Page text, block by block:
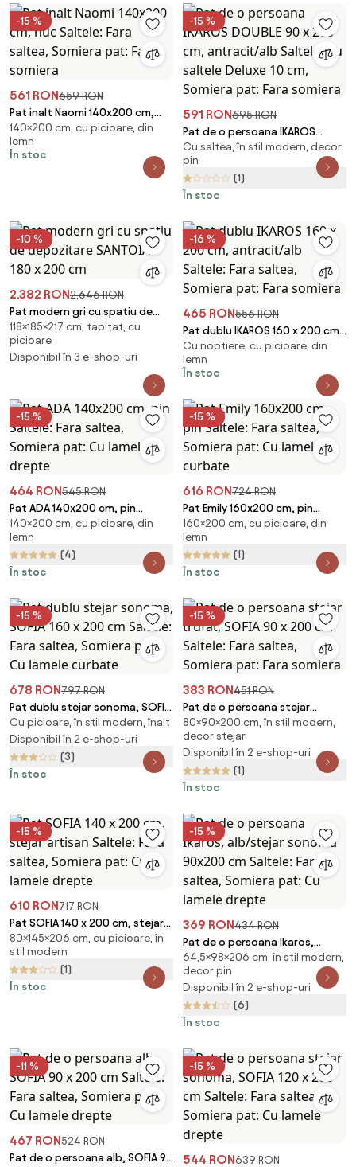
-15 %
561 RON659 RON
Pat inalt Naomi 140x200 cm,
nuc Saltele: Fara saltea,
Somiera pat: Fara somiera
140×200 cm, cu picioare, din
lemn
În stoc
-15 %
591 RON695 RON
Pat de o persoana IKAROS
DOUBLE 90 x 200 cm,
antracit/alb Saltele: Cu saltele
Deluxe 10 cm, Somiera pat: Fara
somiera
Cu saltea, în stil modern, decor
pin
(1)
În stoc
-10 %
2.382 RON2.646 RON
Pat modern gri cu spatiu de
depozitare SANTOIA 180 x 200
cm
118×185×217 cm, tapițat, cu
picioare
Disponibil în 3 e-shop-uri
-16 %
465 RON556 RON
Pat dublu IKAROS 160 x 200 cm,
antracit/alb Saltele: Fara
saltea, Somiera pat: Fara
somiera
Cu noptiere, cu picioare, din
lemn
În stoc
-15 %
464 RON545 RON
Pat ADA 140x200 cm, pin
Saltele: Fara saltea, Somiera
pat: Cu lamele drepte
140×200 cm, cu picioare, din
lemn
(4)
În stoc
-15 %
616 RON724 RON
Pat Emily 160x200 cm, pin
Saltele: Fara saltea, Somiera
pat: Cu lamele curbate
160×200 cm, cu picioare, din
lemn
(1)
În stoc
-15 %
678 RON797 RON
Pat dublu stejar sonoma, SOFIA
160 x 200 cm Saltele: Fara
saltea, Somiera pat: Cu lamele
curbate
Cu picioare, în stil modern, înalt
Disponibil în 2 e-shop-uri
(3)
În stoc
-15 %
383 RON451 RON
Pat de o persoana stejar
trufat, SOFIA 90 x 200 cm
Saltele: Fara saltea, Somiera
pat: Fara somiera
80×90×200 cm, în stil modern,
decor stejar
Disponibil în 2 e-shop-uri
(1)
În stoc
-15 %
610 RON717 RON
Pat SOFIA 140 x 200 cm, stejar
artisan Saltele: Fara saltea,
Somiera pat: Cu lamele drepte
80×145×206 cm, cu picioare, în
stil modern
(1)
În stoc
-15 %
369 RON434 RON
Pat de o persoana Ikaros,
alb/stejar sonoma 90x200 cm
Saltele: Fara saltea, Somiera
pat: Cu lamele drepte
64,5×98×206 cm, în stil modern,
decor pin
Disponibil în 2 e-shop-uri
(6)
În stoc
-11 %
467 RON524 RON
Pat de o persoana alb, SOFIA 90
-15 %
544 RON639 RON